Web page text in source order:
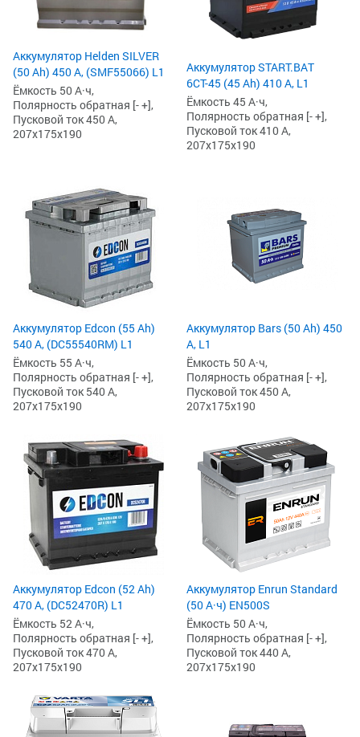
Аккумулятор Helden SILVER
(50 Ah) 450 А, (SМF55066) L1
Ёмкость 50 А·ч,
Полярность обратная [- +],
Пусковой ток 450 А,
207x175x190
Аккумулятор START.BAT
6СТ-45 (45 Ah) 410 А, L1
Ёмкость 45 А·ч,
Полярность обратная [- +],
Пусковой ток 410 А,
207x175x190
Аккумулятор Edcon (55 Ah)
540 А, (DC55540RM) L1
Ёмкость 55 А·ч,
Полярность обратная [- +],
Пусковой ток 540 А,
207x175x190
Аккумулятор Bars (50 Ah) 450
А, L1
Ёмкость 50 А·ч,
Полярность обратная [- +],
Пусковой ток 450 А,
207x175x190
Аккумулятор Edcon (52 Ah)
470 А, (DC52470R) L1
Ёмкость 52 А·ч,
Полярность обратная [- +],
Пусковой ток 470 А,
207x175x190
Аккумулятор Enrun Standard
(50 А·ч) EN500S
Ёмкость 50 А·ч,
Полярность обратная [- +],
Пусковой ток 440 А,
207x175x190